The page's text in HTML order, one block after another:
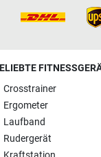
Crosstrainer
Ergometer
Laufband
Rudergerät